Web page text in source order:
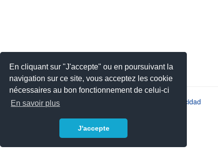
En cliquant sur "J'accepte" ou en poursuivant la
navigation sur ce site, vous acceptez les cookie
nécessaires au bon fonctionnement de celui-ci
En savoir plus
J'accepte
2026 © JSYS | Política de privacidad